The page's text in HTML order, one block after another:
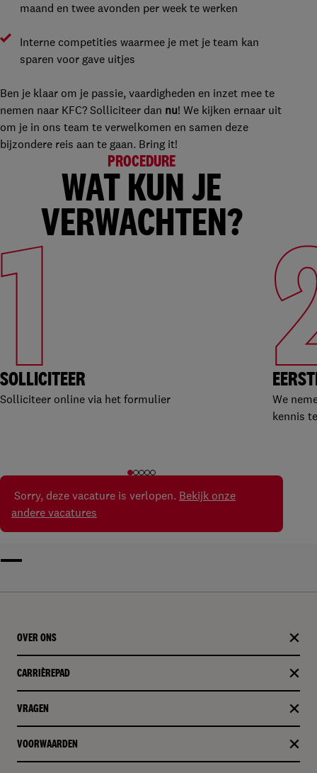
maand en twee avonden per week te werken
Interne competities waarmee je met je team kan
sparen voor gave uitjes
Ben je klaar om je passie, vaardigheden en inzet mee te
nemen naar KFC? Solliciteer dan nu! We kijken ernaar uit
om je in ons team te verwelkomen en samen deze
bijzondere reis aan te gaan. Bring it!
PROCEDURE
WAT KUN JE
VERWACHTEN?
1
SOLLICITEER
Solliciteer online via het formulier
We
kennis
Sorry, deze vacature is verlopen. Bekijk onze
andere vacatures
OVER ONS
CARRIÈREPAD
VRAGEN
VOORWAARDEN